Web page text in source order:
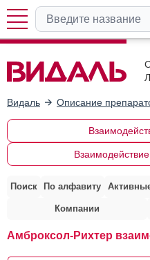
Видаль Описание
Поиск По алфавиту
Компании
Амброксол-Рихтер